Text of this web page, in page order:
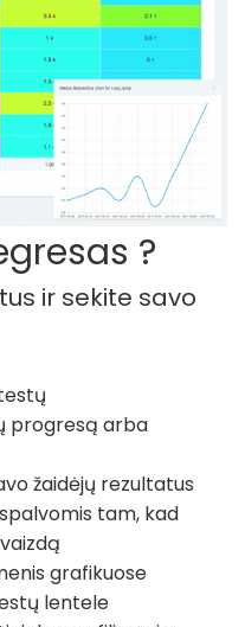
?
ir sekite savo
progresą arba
žaidėjų rezultatus
tam, kad
grafikuose
lentele